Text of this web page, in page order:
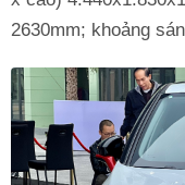
2630mm; khoảng